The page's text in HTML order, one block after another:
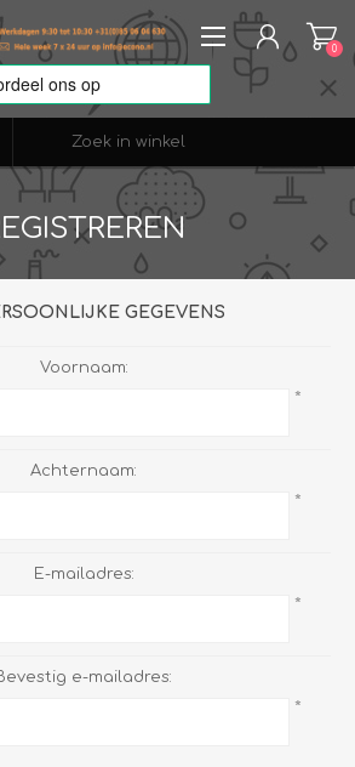
0
GEGEVENS
Voornaam:
*
Achternaam:
*
E-mailadres:
*
e-mailadres:
*